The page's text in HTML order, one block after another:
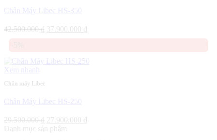
Chân Máy Libec HS-350
42.500.000₫ Giá
37.900.000 ₫
37.900.000 ₫.
Xem nhanh
Chân máy Libec
Chân Máy Libec HS-250
29.500.000₫
Giá
gốc
27.900.000 ₫
Danh mục sản phẩm